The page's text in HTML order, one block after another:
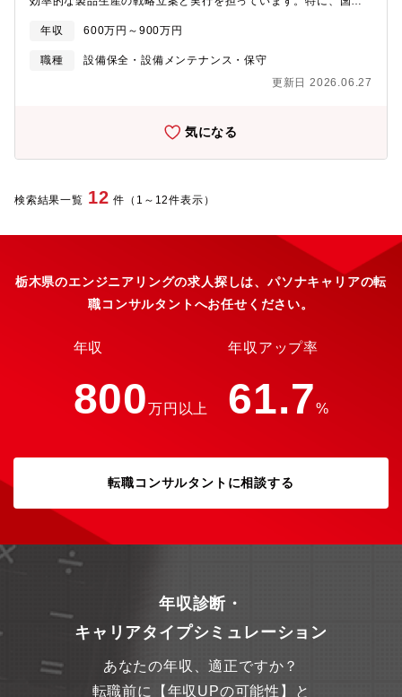
改修プロジェクトが進行中であり、その他事業所でも増産対応な
どの戦略的施策の確実な実行が求められています。加えて、中長
期的な工場施設およびエネルギー管理機能の強化が重要であるこ
とから、高い視座で施設企画業務に取り組んでいただける係長・
び各種調整、建設会社との折衝、?事管理業務などを通じてQCD
ルギー企画施設・エネルギーに関して、CNへの対応、エネルギー
コストの抑制、そして事業継続性（BCP）の強化という3つの視点
図る戦略を立案し、実行していただきます。【入社後のキャリア
プラン】入社後は進捗中の建設プロジェクトに参加いただき、業
務の全体像を理解しながら、実務経験を積んでいただきます。そ
の後はプロジェクトの主担当として中心的な役割を担い、リーダ
ーとしてチームをけん引していただくことを期待しています。さ
織全体をまとめるマネージャーとしてのキャリアも視野に入れて
新しい工場の立ち上げに深く関わるこのポジションでは、設計・
建設の枠を超えて、理想の生産環境を創り上げるダイナミズムを
さらに広げていける環境です。【身に付くスキル】ファシリティ
マネジメントやコンストラクションマネジメントにとどまらず、
ができます。【働き方のイメージ】■ポジション：リーダー、係長
クラス■リモートワーク：週1～2回程度を想定■フレックス制度：
積極的に活用可能■平均残業時間：約20時間/月■出張：国内製造事
業所（栃?、?沼、登?、多賀城、恵庭）に出張あり。頻度は担当す
門性をもちつつ、広い視野で専門分野以外の業務も積極的に携わ
れる方■思い通りに進まない場合でも柔軟な思考で解決策を模索
し、前向きなコミュニケーションが取れる方
年収 600万円～900万円
職種
設備保全・設備メンテナンス・保守
更新日 2026.06.27
気になる
検索結果一覧 12 件（1～12件表示）
栃木県のエンジニアリングの求人探しは、パソナキャリアの転
職コンサルタントへお任せください。
年収
800万円以上
年収アップ率
61.7%
転職コンサルタントに相談する
年収診断・
キャリアタイプシミュレーション
あなたの年収、適正ですか？
転職前に【年収UPの可能性】と